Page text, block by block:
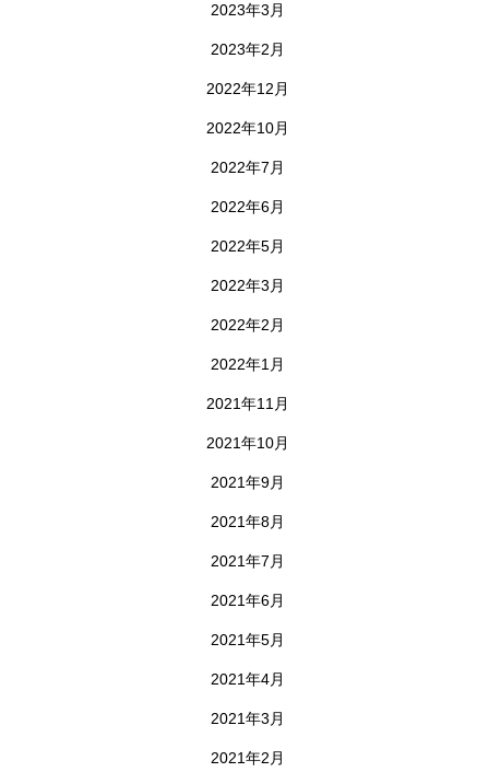
2023年3月
2023年2月
2022年12月
2022年10月
2022年7月
2022年6月
2022年5月
2022年3月
2022年2月
2022年1月
2021年11月
2021年10月
2021年9月
2021年8月
2021年7月
2021年6月
2021年5月
2021年4月
2021年3月
2021年2月